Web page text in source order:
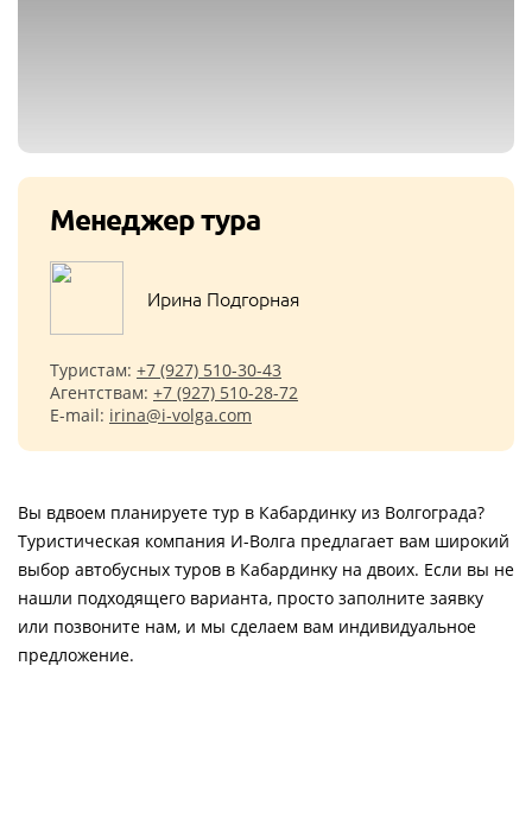
Менеджер тура
Ирина Подгорная
Туристам: +7 (927) 510-30-43
Агентствам: +7 (927) 510-28-72
E-mail: irina@i-volga.com
Вы вдвоем планируете тур в Кабардинку из Волгограда?
Туристическая компания И-Волга предлагает вам широкий
выбор автобусных туров в Кабардинку на двоих. Если вы не
нашли подходящего варианта, просто заполните заявку
или позвоните нам, и мы сделаем вам индивидуальное
предложение.